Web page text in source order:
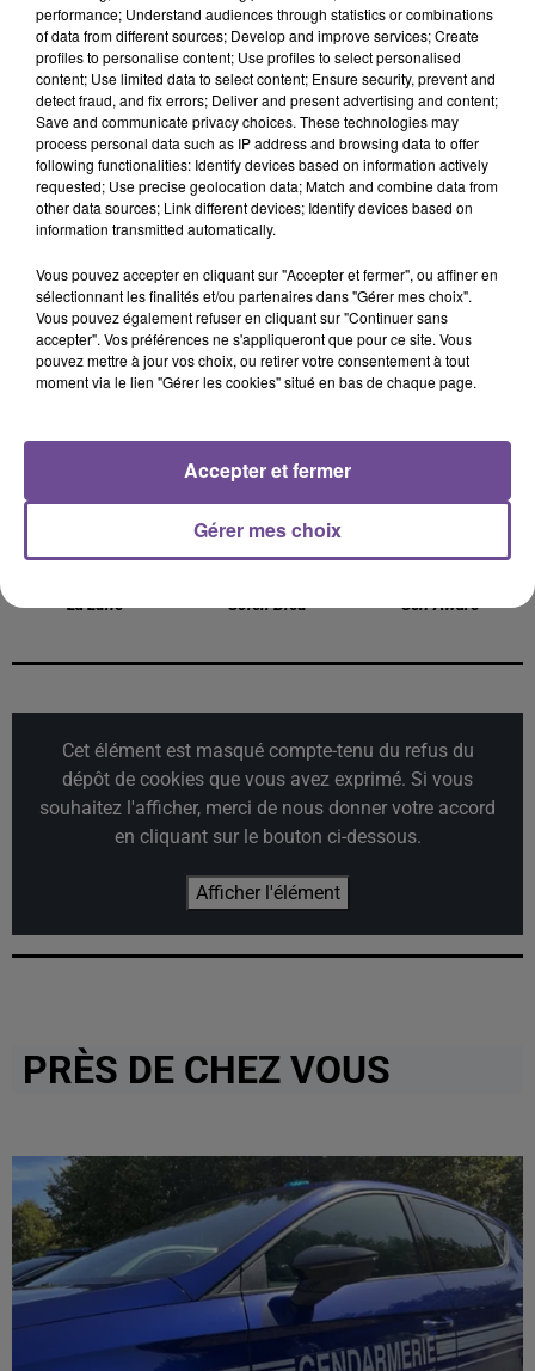
DERNIERS TITRES
14h10
14h10
DAMIANO DAVID
The First Time
14h07
14h07
TOVE LO X STROMAE
Des Fleurs
14h03
14h03
JAMES ARTHUR
Impossible
La Lune Soleil Bleu Self Aware
Cet élément est masqué compte-tenu du refus du
dépôt de cookies que vous avez exprimé. Si vous
souhaitez l'afficher, merci de nous donner votre accord
en cliquant sur le bouton ci-dessous.
Afficher l'élément
PRÈS DE CHEZ VOUS
performance; Understand audiences through statistics or combinations
of data from different sources; Develop and improve services; Create
profiles to personalise content; Use profiles to select personalised
content; Use limited data to select content; Ensure security, prevent and
detect fraud, and fix errors; Deliver and present advertising and content;
Save and communicate privacy choices. These technologies may
process personal data such as IP address and browsing data to offer
following functionalities: Identify devices based on information actively
requested; Use precise geolocation data; Match and combine data from
other data sources; Link different devices; Identify devices based on
information transmitted automatically.
Vous pouvez accepter en cliquant sur "Accepter et fermer", ou affiner en
sélectionnant les finalités et/ou partenaires dans "Gérer mes choix".
Vous pouvez également refuser en cliquant sur "Continuer sans
accepter". Vos préférences ne s'appliqueront que pour ce site. Vous
pouvez mettre à jour vos choix, ou retirer votre consentement à tout
moment via le lien "Gérer les cookies" situé en bas de chaque page.
Gérer mes choix
Accepter et fermer